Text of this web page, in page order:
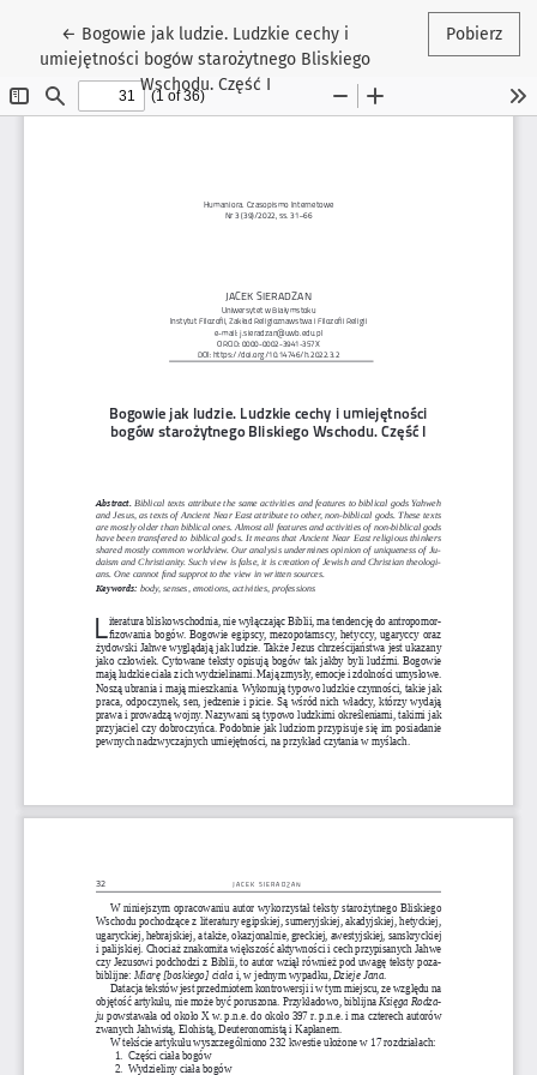
← Wróć do szczegółów artykułu
Bogowie jak ludzie. Ludzkie cechy i
umiejętności bogów starożytnego Bliskiego
Wschodu. Część I
Pobierz